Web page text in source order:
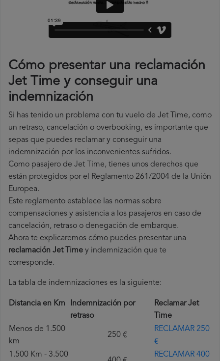
Cómo presentar una reclamación
Jet Time y conseguir una
indemnización
Si has tenido un problema con tu vuelo de Jet Time, como
un retraso, cancelación o overbooking, es importante que
sepas que puedes reclamar y conseguir una
indemnización por los inconvenientes sufridos.
Como pasajero de Jet Time, tienes unos derechos que
están protegidos por el Reglamento 261/2004 de la Unión
Europea.
Este reglamento establece las normas sobre
compensaciones y asistencia a los pasajeros en caso de
cancelación, retraso o denegación de embarque.
Ahora te explicaremos cómo puedes presentar una
reclamación Jet Time y indemnización que te
corresponde.
La tabla de indemnizaciones es la siguiente:
Distancia en Km
Indemnización por
retraso
Reclamar Jet
Time
Menos de 1.500
km
250 €
RECLAMAR 250
€
1.500 Km - 3.500
RECLAMAR 400